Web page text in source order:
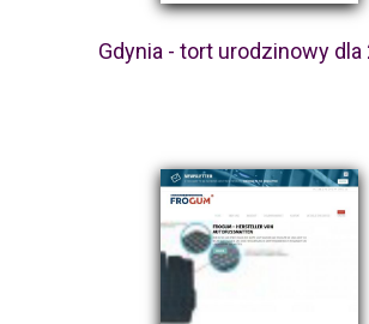
Gdynia - tort urodzinowy dla